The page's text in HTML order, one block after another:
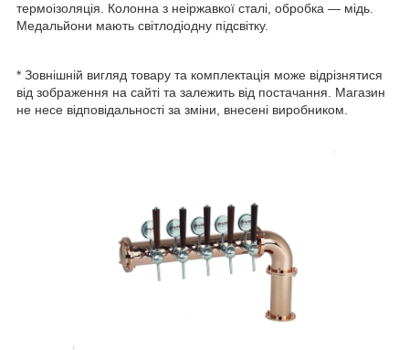
термоізоляція. Колонна з неіржавкої сталі, обробка — мідь.
Медальйони мають світлодіодну підсвітку.
* Зовнішній вигляд товару та комплектація може відрізнятися
від зображення на сайті та залежить від постачання. Магазин
не несе відповідальності за зміни, внесені виробником.